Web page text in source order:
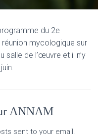
du 2e
réunion mycologique sur
salle de l’œuvre et il n’y
ANNAM
sent to your email.